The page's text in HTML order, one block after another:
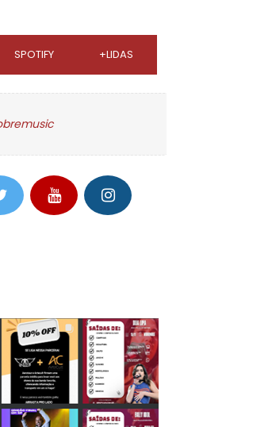
SPOTIFY +LIDAS